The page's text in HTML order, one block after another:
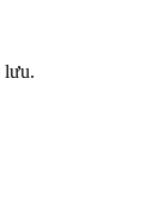
lưu.